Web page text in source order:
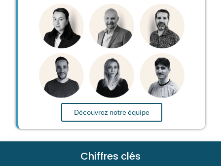
Découvrez notre équipe
Chiffres clés